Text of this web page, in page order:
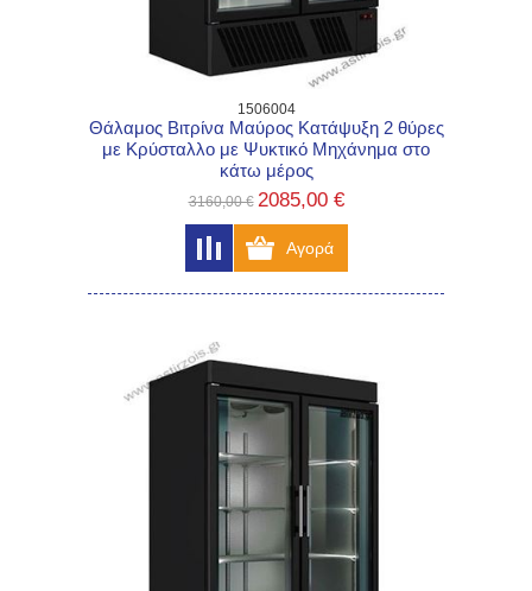
1506004
Θάλαμος Βιτρίνα Μαύρος Κατάψυξη 2 θύρες
με Κρύσταλλο με Ψυκτικό Μηχάνημα στο
κάτω μέρος
3160,00 € 2085,00 €